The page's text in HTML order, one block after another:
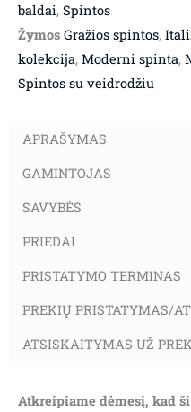
baldai, Spintos
Žymos Gražios spintos,
kolekcija, Moderni spinta,
Spintos su veidrodžiu
APRAŠYMAS
GAMINTOJAS
SAVYBĖS
PRIEDAI
PRISTATYMO TERMINAS
PREKIŲ PRISTATYMAS/
ATSISKAITYMAS UŽ
Atkreipiame dėmesį, kad